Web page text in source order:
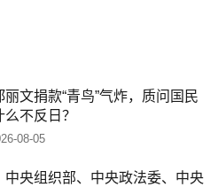
丽文捐款“青鸟”气炸，质问国民
不反日？
08-05
中央组织部、中央政法委、中央